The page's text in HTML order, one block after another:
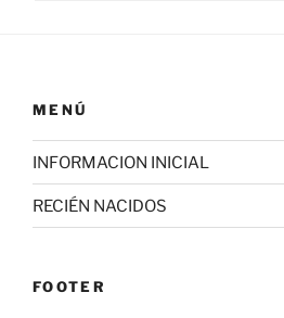
MENÚ
INFORMACION INICIAL
RECIÉN NACIDOS
FOOTER